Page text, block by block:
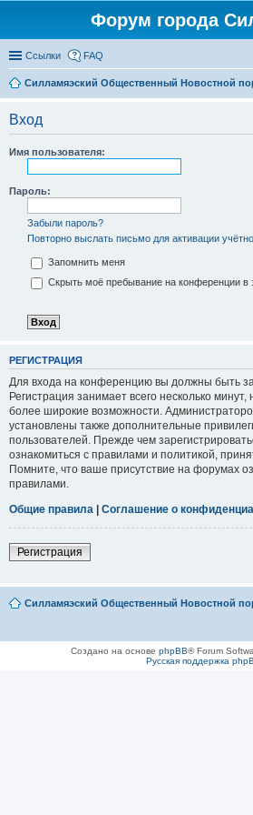
Форум города
Ссылки FAQ
Силламяэский Общественный Новостной
Вход
Имя пользователя:
Пароль:
Забыли пароль?
Повторно выслать письмо для активации
Запомнить меня
Скрыть моё пребывание на конференции в
РЕГИСТРАЦИЯ
Для входа на конференцию вы должны быть
Регистрация занимает всего несколько
более широкие возможности.
установлены также дополнительные
пользователей. Прежде чем
ознакомиться с правилами и политикой,
Помните, что ваше присутствие на форумах
правилами.
Общие правила | Соглашение о
Регистрация
Силламяэский Общественный Новостной
Создано на основе phpBB® Forum
Русская поддержка